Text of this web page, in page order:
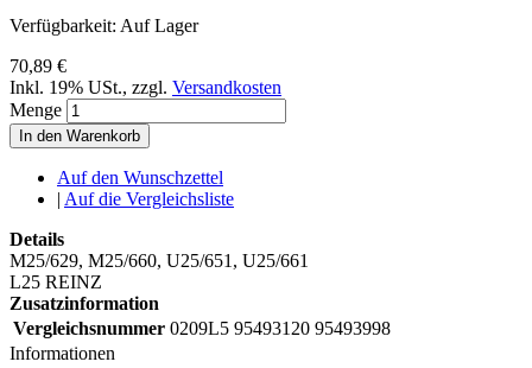
Verfügbarkeit: Auf Lager
70,89 €
Inkl. 19% USt., zzgl. Versandkosten
Menge
In den Warenkorb
Auf den Wunschzettel
| Auf die Vergleichsliste
Details
M25/629, M25/660, U25/651, U25/661
L25 REINZ
Zusatzinformation
Vergleichsnummer 0209L5 95493120 95493998
Informationen